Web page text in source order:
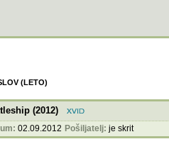
(LETO)
(2012)
02.09.2012 Pošiljatelj: je skrit